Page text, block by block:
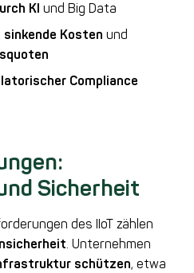
KI und Big Data
sinkende Kosten und
Compliance
Sicherheit
des IIoT zählen
. Unternehmen
schützen, etwa